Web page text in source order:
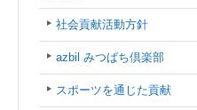
社会貢献活動方針
azbil みつばち倶楽部
スポーツを通じた貢献